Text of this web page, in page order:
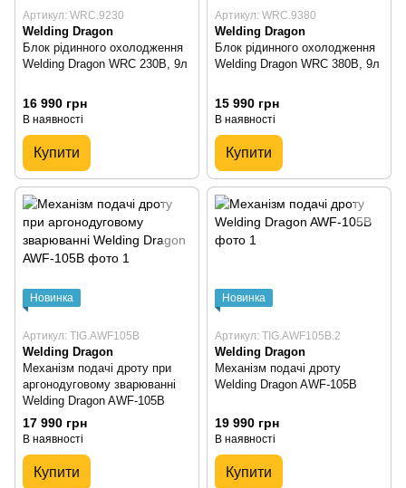
Артикул: WRC.9230
Welding Dragon
Блок рідинного охолодження
Welding Dragon WRC 230B, 9л
16 990 грн
В наявності
Купити
Артикул: WRC.9380
Welding Dragon
Блок рідинного охолодження
Welding Dragon WRC 380В, 9л
15 990 грн
В наявності
Купити
Новинка
Артикул: TIG.AWF105B
Welding Dragon
Механізм подачі дроту при
аргонодуговому зварюванні
Welding Dragon AWF-105B
17 990 грн
В наявності
Купити
Новинка
Артикул: TIG.AWF105B.2
Welding Dragon
Механізм подачі дроту
Welding Dragon AWF-105B
19 990 грн
В наявності
Купити